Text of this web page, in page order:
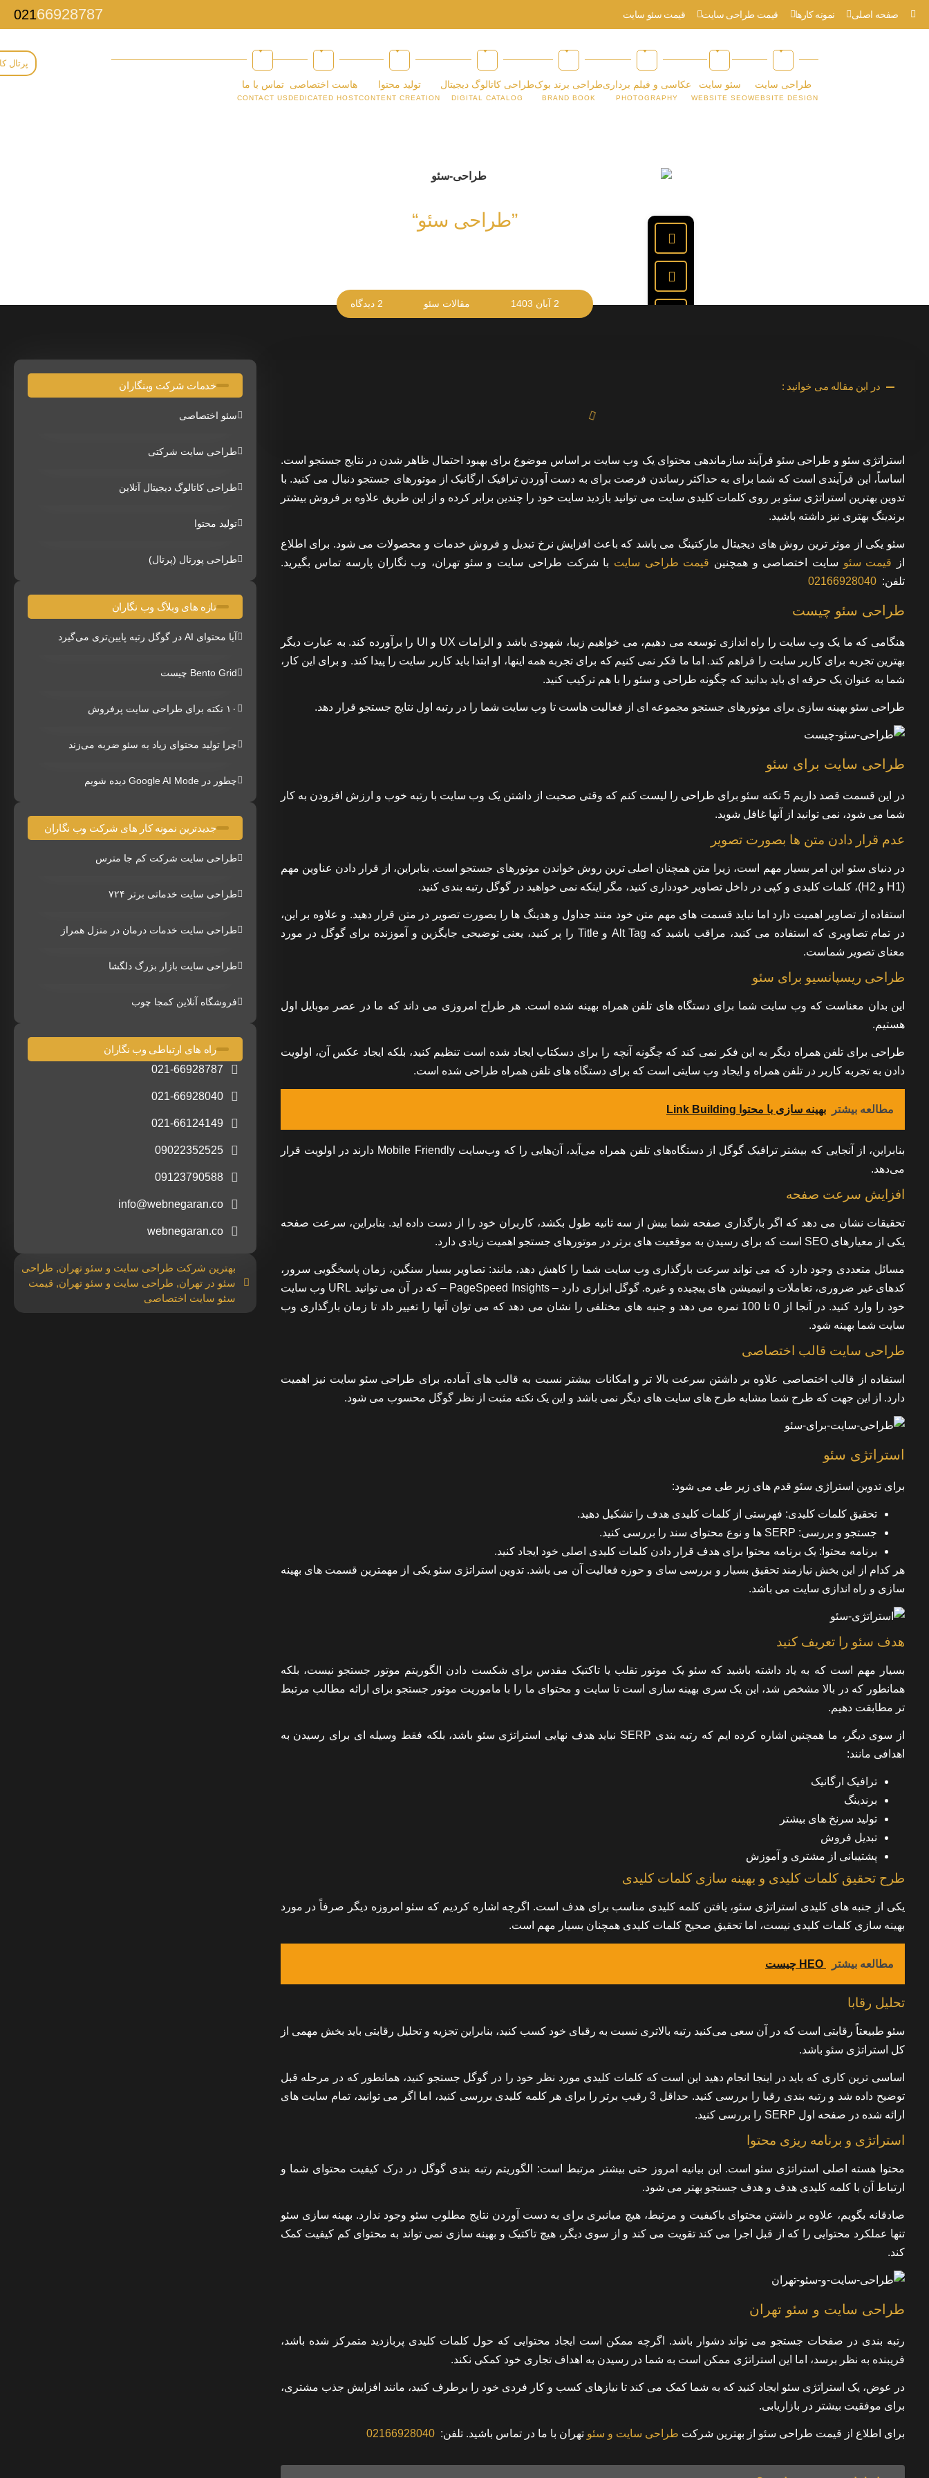
صفحه اصلی نمونه کارها قیمت طراحی سایت قیمت سئو سایت 02166928787
طراحی سایت
WEBSITE DESIGN
سئو سایت
WEBSITE SEO
عکاسی و فیلم برداری
PHOTOGRAPHY
طراحی برند بوک
BRAND BOOK
طراحی کاتالوگ دیجیتال
DIGITAL CATALOG
تولید محتوا
CONTENT CREATION
هاست اختصاصی
DEDICATED HOST
تماس با ما
CONTACT US
پرتال
”طراحی سئو“
2 آبان 1403 مقالات سئو 2 دیدگاه
در این مقاله می خوانید :
استراتژی سئو و طراحی سئو فرآیند سازماندهی محتوای یک وب سایت بر اساس موضوع برای بهبود احتمال ظاهر شدن در نتایج جستجو است.
اساساً، این فرآیندی است که شما برای به حداکثر رساندن فرصت برای به دست آوردن ترافیک ارگانیک از موتورهای جستجو دنبال می کنید. با
تدوین بهترین استراتژی سئو بر روی کلمات کلیدی سایت می توانید بازدید سایت خود را چندین برابر کرده و از این طریق علاوه بر فروش بیشتر
برندینگ بهتری نیز داشته باشید.
سئو یکی از موثر ترین روش های دیجیتال مارکتینگ می باشد که باعث افزایش نرخ تبدیل و فروش خدمات و محصولات می شود. برای اطلاع
از قیمت سئو سایت اختصاصی و همچنین قیمت طراحی سایت با شرکت طراحی سایت و سئو تهران، وب نگاران پارسه تماس بگیرید.
تلفن: 02166928040
طراحی سئو چیست
هنگامی که ما یک وب سایت را راه اندازی توسعه می دهیم، می خواهیم زیبا، شهودی باشد و الزامات UX و UI را برآورده کند. به عبارت دیگر
بهترین تجربه برای کاربر سایت را فراهم کند. اما ما فکر نمی کنیم که برای تجربه همه اینها، او ابتدا باید کاربر سایت را پیدا کند. و برای این کار،
شما به عنوان یک حرفه ای باید بدانید که چگونه طراحی و سئو را با هم ترکیب کنید.
طراحی سئو بهینه سازی برای موتورهای جستجو مجموعه ای از فعالیت هاست تا وب سایت شما را در رتبه اول نتایج جستجو قرار دهد.
طراحی سایت برای سئو
در این قسمت قصد داریم 5 نکته سئو برای طراحی را لیست کنم که وقتی صحبت از داشتن یک وب سایت با رتبه خوب و ارزش افزودن به کار
شما می شود، نمی توانید از آنها غافل شوید.
عدم قرار دادن متن ها بصورت تصویر
در دنیای سئو این امر بسیار مهم است، زیرا متن همچنان اصلی ترین روش خواندن موتورهای جستجو است. بنابراین، از قرار دادن عناوین مهم
(H1 و H2)، کلمات کلیدی و کپی در داخل تصاویر خودداری کنید، مگر اینکه نمی خواهید در گوگل رتبه بندی کنید.
استفاده از تصاویر اهمیت دارد اما نباید قسمت های مهم متن خود منند جداول و هدینگ ها را بصورت تصویر در متن قرار دهید. و علاوه بر این،
در تمام تصاویری که استفاده می کنید، مراقب باشید که Alt Tag و Title را پر کنید، یعنی توضیحی جایگزین و آموزنده برای گوگل در مورد
معنای تصویر شماست.
طراحی ریسپانسیو برای سئو
این بدان معناست که وب سایت شما برای دستگاه های تلفن همراه بهینه شده است. هر طراح امروزی می داند که ما در عصر موبایل اول
هستیم.
طراحی برای تلفن همراه دیگر به این فکر نمی کند که چگونه آنچه را برای دسکتاپ ایجاد شده است تنظیم کنید، بلکه ایجاد عکس آن، اولویت
دادن به تجربه کاربر در تلفن همراه و ایجاد وب سایتی است که برای دستگاه های تلفن همراه طراحی شده است.
مطالعه بیشتر بهینه سازی با محتوا Link Building
بنابراین، از آنجایی که بیشتر ترافیک گوگل از دستگاه‌های تلفن همراه می‌آید، آن‌هایی را که وب‌سایت Mobile Friendly دارند در اولویت قرار
می‌دهد.
افزایش سرعت صفحه
تحقیقات نشان می دهد که اگر بارگذاری صفحه شما بیش از سه ثانیه طول بکشد، کاربران خود را از دست داده اید. بنابراین، سرعت صفحه
یکی از معیارهای SEO است که برای رسیدن به موقعیت های برتر در موتورهای جستجو اهمیت زیادی دارد.
مسائل متعددی وجود دارد که می تواند سرعت بارگذاری وب سایت شما را کاهش دهد، مانند: تصاویر بسیار سنگین، زمان پاسخگویی سرور،
کدهای غیر ضروری، تعاملات و انیمیشن های پیچیده و غیره. گوگل ابزاری دارد – PageSpeed ​​Insights – که در آن می توانید URL وب سایت
خود را وارد کنید. در آنجا از 0 تا 100 نمره می دهد و جنبه های مختلفی را نشان می دهد که می توان آنها را تغییر داد تا زمان بارگذاری وب
سایت شما بهینه شود.
طراحی سایت قالب اختصاصی
استفاده از قالب اختصاصی علاوه بر داشتن سرعت بالا تر و امکانات بیشتر نسبت به قالب های آماده، برای طراحی سئو سایت نیز اهمیت
دارد. از این جهت که طرح شما مشابه طرح های سایت های دیگر نمی باشد و این یک نکته مثبت از نظر گوگل محسوب می شود.
استراتژی سئو
برای تدوین استراژی سئو قدم های زیر طی می شود:
تحقیق کلمات کلیدی: فهرستی از کلمات کلیدی هدف را تشکیل دهید.
جستجو و بررسی: SERP ها و نوع محتوای سند را بررسی کنید.
برنامه محتوا: یک برنامه محتوا برای هدف قرار دادن کلمات کلیدی اصلی خود ایجاد کنید.
هر کدام از این بخش نیازمند تحقیق بسیار و بررسی سای و حوزه فعالیت آن می باشد. تدوین استراتژی سئو یکی از مهمترین قسمت های بهینه
سازی و راه اندازی سایت می باشد.
هدف سئو را تعریف کنید
بسیار مهم است که به یاد داشته باشید که سئو یک موتور تقلب یا تاکتیک مقدس برای شکست دادن الگوریتم موتور جستجو نیست، بلکه
همانطور که در بالا مشخص شد، این یک سری بهینه سازی است تا سایت و محتوای ما را با ماموریت موتور جستجو برای ارائه مطالب مرتبط
تر مطابقت دهیم.
از سوی دیگر، ما همچنین اشاره کرده ایم که رتبه بندی SERP نباید هدف نهایی استراتژی سئو باشد، بلکه فقط وسیله ای برای رسیدن به
اهدافی مانند:
ترافیک ارگانیک
برندینگ
تولید سرنخ های بیشتر
تبدیل فروش
پشتیبانی از مشتری و آموزش
طرح تحقیق کلمات کلیدی و بهینه سازی کلمات کلیدی
یکی از جنبه های کلیدی استراتژی سئو، یافتن کلمه کلیدی مناسب برای هدف است. اگرچه اشاره کردیم که سئو امروزه دیگر صرفاً در مورد
بهینه سازی کلمات کلیدی نیست، اما تحقیق صحیح کلمات کلیدی همچنان بسیار مهم است.
مطالعه بیشتر
تحلیل رقابا
سئو طبیعتاً رقابتی است که در آن سعی می‌کنید رتبه بالاتری نسبت به رقبای خود کسب کنید، بنابراین تجزیه و تحلیل رقابتی باید بخش مهمی از
کل استراتژی سئو باشد.
اساسی ترین کاری که باید در اینجا انجام دهید این است که کلمات کلیدی مورد نظر خود را در گوگل جستجو کنید، همانطور که در مرحله قبل
توضیح داده شد و رتبه بندی رقبا را بررسی کنید. حداقل 3 رقیب برتر را برای هر کلمه کلیدی بررسی کنید، اما اگر می توانید، تمام سایت های
ارائه شده در صفحه اول SERP را بررسی کنید.
استراتژی و برنامه ریزی محتوا
محتوا هسته اصلی استراتژی سئو است. این بیانیه امروز حتی بیشتر مرتبط است: الگوریتم رتبه بندی گوگل در درک کیفیت محتوای شما و
ارتباط آن با کلمه کلیدی هدف و هدف جستجو بهتر می شود.
صادقانه بگویم، علاوه بر داشتن محتوای باکیفیت و مرتبط، هیچ میانبری برای به دست آوردن نتایج مطلوب سئو وجود ندارد. بهینه سازی سئو
تنها عملکرد محتوایی را که از قبل اجرا می کند تقویت می کند و از سوی دیگر، هیچ تاکتیک و بهینه سازی نمی تواند به محتوای کم کیفیت کمک
کند.
طراحی سایت و سئو تهران
رتبه بندی در صفحات جستجو می تواند دشوار باشد. اگرچه ممکن است ایجاد محتوایی که حول کلمات کلیدی پربازدید متمرکز شده باشد،
فریبنده به نظر برسد، اما این استراتژی ممکن است به شما در رسیدن به اهداف تجاری خود کمکی نکند.
در عوض، یک استراتژی سئو ایجاد کنید که به شما کمک می کند تا نیازهای کسب و کار فردی خود را برطرف کنید، مانند افزایش جذب مشتری،
برای موفقیت بیشتر در بازاریابی.
برای اطلاع از قیمت طراحی سئو از بهترین شرکت طراحی سایت و سئو تهران با ما در تماس باشید. تلفن: 02166928040
خدمات شرکت وبنگاران
سئو اختصاصی
طراحی سایت شرکتی
طراحی کاتالوگ دیجیتال آنلاین
تولید محتوا
طراحی پورتال (پرتال)
تازه های وبلاگ وب نگاران
آیا محتوای AI در گوگل رتبه پایین‌تری می‌گیرد
Bento Grid چیست
۱۰ نکته برای طراحی سایت پرفروش
چرا تولید محتوای زیاد به سئو ضربه می‌زند
چطور در Google AI Mode دیده شویم
جدیدترین نمونه کار های شرکت وب نگاران
طراحی سایت شرکت کم جا مترس
طراحی سایت خدماتی برتر ۷۲۴
طراحی سایت خدمات درمان در منزل همراز
طراحی سایت بازار بزرگ دلگشا
فروشگاه آنلاین کمجا چوب
راه های ارتباطی وب نگاران
021-66928787
021-66928040
021-66124149
09022352525
09123790588
info@webnegaran.co
webnegaran.co
بهترین شرکت طراحی سایت و سئو تهران, طراحی
سئو در تهران, طراحی سایت و سئو تهران, قیمت
سئو سایت اختصاصی